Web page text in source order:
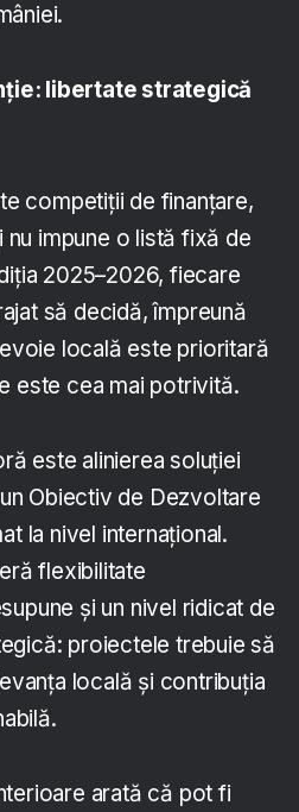
libertate strategică
competiții de finanțare,
nu impune o listă fixă de
2025–2026, fiecare
să decidă, împreună
locală este prioritară
este cea mai potrivită.
este alinierea soluției
Obiectiv de Dezvoltare
la nivel internațional.
flexibilitate
și un nivel ridicat de
proiectele trebuie să
locală și contribuția
arată că pot fi